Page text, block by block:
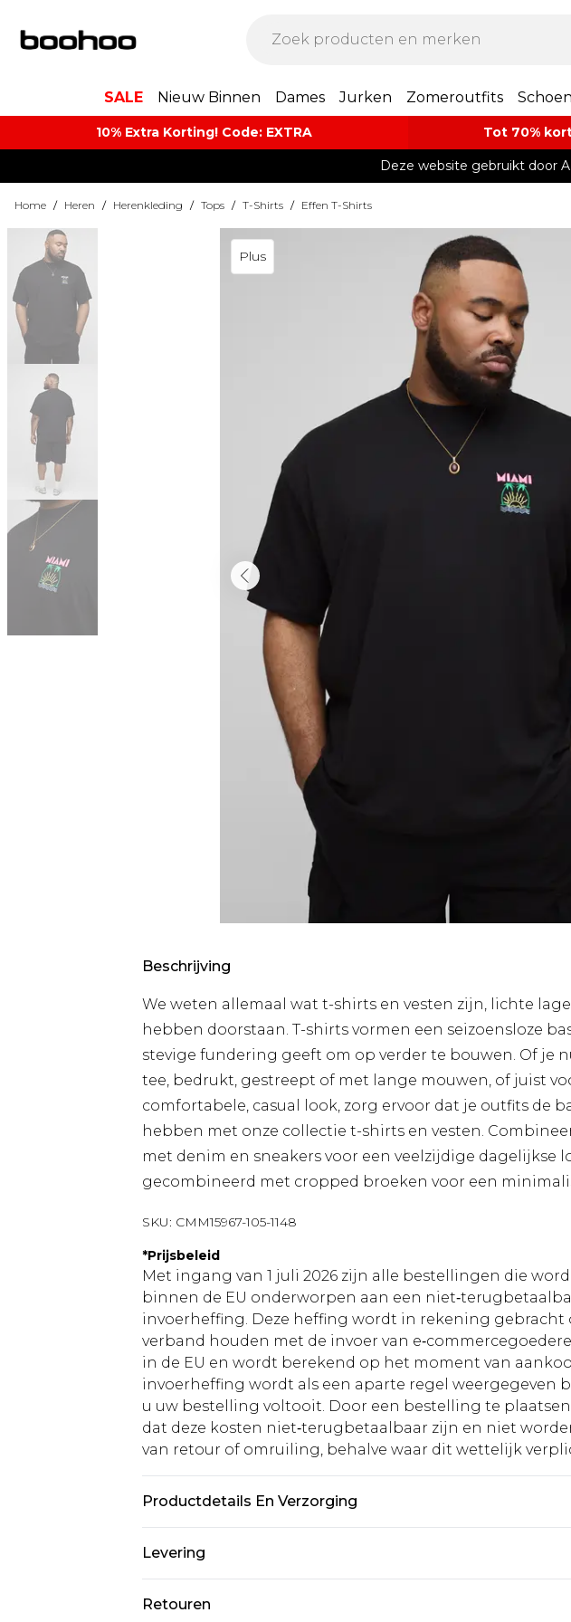
SALE Nieuw Binnen Dames Jurken Zomeroutfits
10% Extra Korting! Code: EXTRA​ Tot 70%
Deze website gebruikt door
Home / Heren / Herenkleding / Tops / T-Shirts / Effen T-Shirts
Plus
Beschrijving
We weten allemaal wat t-shirts en vesten zijn, lichte
hebben doorstaan. T-shirts vormen een seizoensloze
stevige fundering geeft om op verder te bouwen. Of je
tee, bedrukt, gestreept of met lange mouwen, of juist
comfortabele, casual look, zorg ervoor dat je outfits de
hebben met onze collectie t-shirts en vesten.
met denim en sneakers voor een veelzijdige dagelijkse
gecombineerd met cropped broeken voor een
SKU: CMM15967-105-1148
*Prijsbeleid
Met ingang van 1 juli 2026 zijn alle bestellingen die
binnen de EU onderworpen aan een
invoerheffing. Deze heffing wordt in rekening gebracht
verband houden met de invoer van
in de EU en wordt berekend op het moment van
invoerheffing wordt als een aparte regel weergegeven
u uw bestelling voltooit. Door een bestelling te
dat deze kosten niet‑terugbetaalbaar zijn en niet
van retour of omruiling, behalve waar dit wettelijk
Productdetails En Verzorging
Levering
Standaardlevering Nederland
Retouren